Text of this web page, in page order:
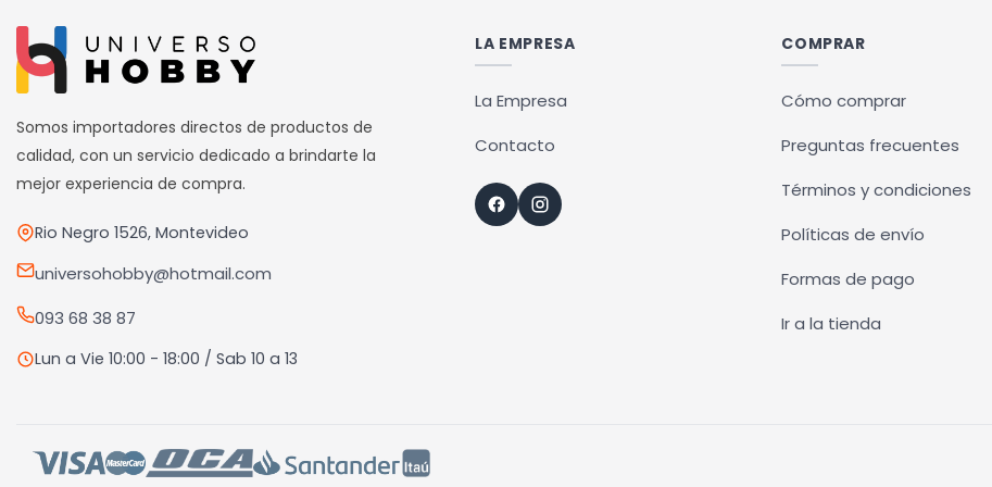
Somos importadores directos de productos de
calidad, con un servicio dedicado a brindarte la
mejor experiencia de compra.
Rio Negro 1526, Montevideo
universohobby@hotmail.com
093 68 38 87
Lun a Vie 10:00 - 18:00 / Sab 10 a 13
LA EMPRESA
La Empresa
Contacto
COMPRAR
Cómo comprar
Preguntas frecuentes
Términos y condiciones
Políticas de envío
Formas de pago
Ir a la tienda